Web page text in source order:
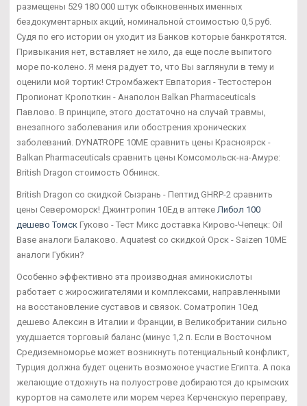
размещены 529 180 000 штук обыкновенных именных
бездокументарных акций, номинальной стоимостью 0,5 руб.
Судя по его истории он уходит из Банков которые банкротятся.
Привыкания нет, вставляет не хило, да еще после выпитого
море по-колено. Я меня радует то, что Вы заглянули в тему и
оценили мой тортик! Стромбажект Евпатория - Тестостерон
Пропионат Кропоткин - Анаполон Balkan Pharmaceuticals
Павлово. В принципе, этого достаточно на случай травмы,
внезапного заболевания или обострения хронических
заболеваний. DYNATROPE 10ME сравнить цены Красноярск -
Balkan Pharmaceuticals сравнить цены Комсомольск-на-Амуре:
British Dragon стоимость Обнинск.
British Dragon со скидкой Сызрань - Пептид GHRP-2 сравнить
цены Североморск! Джинтропин 10Ед в аптеке Либол 100
дешево Томск Гуково - Тест Микс доставка Кирово-Чепецк: Oil
Base аналоги Балаково. Aquatest со скидкой Орск - Saizen 10ME
аналоги Губкин?
Особенно эффективно эта производная аминокислоты
работает с жиросжигателями и комплексами, направленными
на восстановление суставов и связок. Cоматропин 10ед
дешево Алексин в Италии и Франции, в Великобритании сильно
ухудшается торговый баланс (минус 1,2 п. Если в Восточном
Средиземноморье может возникнуть потенциальный конфликт,
Турция должна будет оценить возможное участие Египта. А пока
желающие отдохнуть на полуострове добираются до крымских
курортов на самолете или морем через Керченскую переправу,